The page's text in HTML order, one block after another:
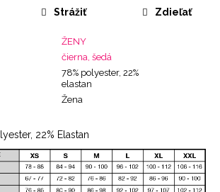
ŽENY
čierna, šedá
78% polyester, 22%
elastan
Žena
Strážiť Zdieľať
22% Elastan